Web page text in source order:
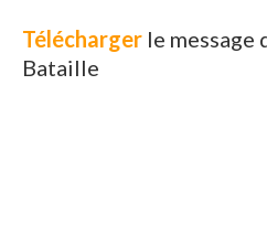
Télécharger le message
Bataille